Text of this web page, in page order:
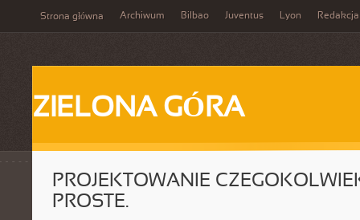
Strona główna Archiwum Bilbao Juventus Lyon Redakcja
ZIELONA GÓRA
PROJEKTOWANIE
PROSTE.